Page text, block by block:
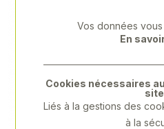
Vos données
En
Cookies nécessaires
site
Liés à la gestions des
à la